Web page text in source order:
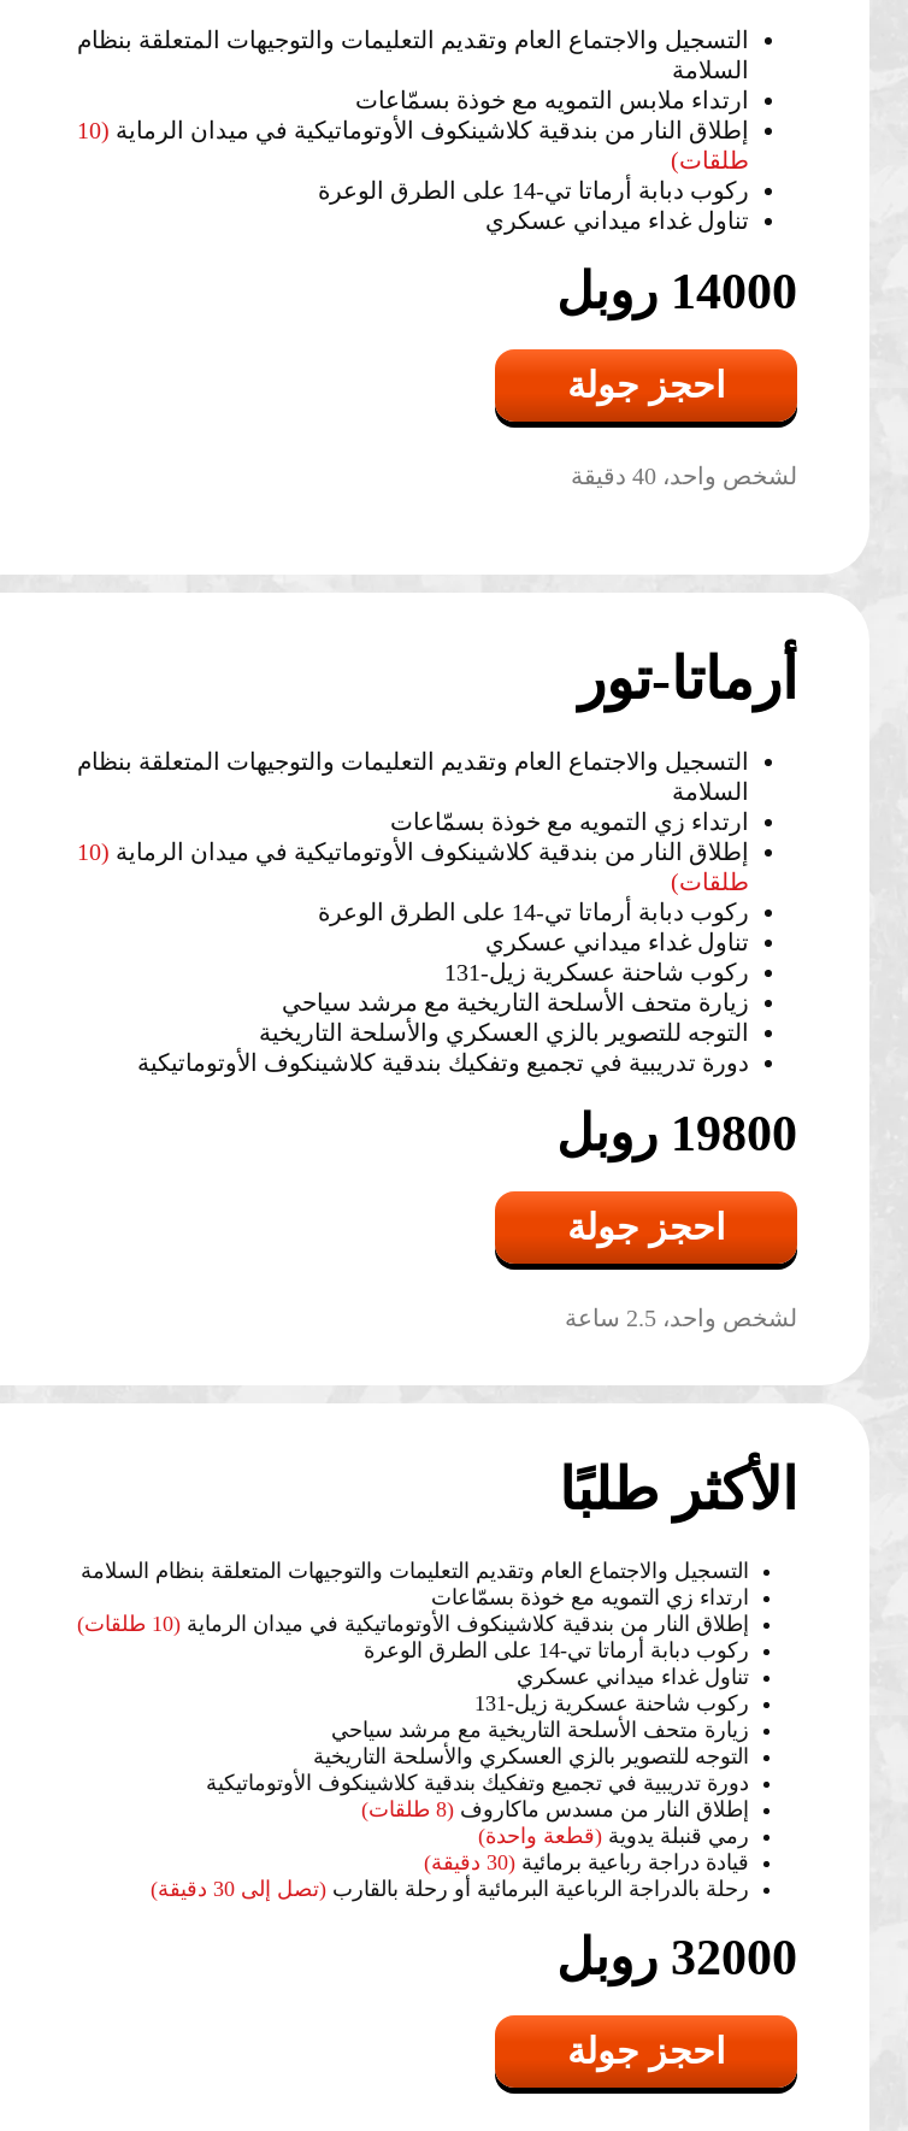
التسجيل والاجتماع العام وتقديم التعليمات والتوجيهات المتعلقة بنظام
السلامة
ارتداء ملابس التمويه مع خوذة بسمّاعات
إطلاق النار من بندقية كلاشينكوف الأوتوماتيكية في ميدان الرماية (10
طلقات)
ركوب دبابة أرماتا تي-14 على الطرق الوعرة
تناول غداء ميداني عسكري
14000 روبل
احجز جولة
لشخص واحد، 40 دقيقة
أرماتا-تور
التسجيل والاجتماع العام وتقديم التعليمات والتوجيهات المتعلقة بنظام
السلامة
ارتداء زي التمويه مع خوذة بسمّاعات
إطلاق النار من بندقية كلاشينكوف الأوتوماتيكية في ميدان الرماية (10
طلقات)
ركوب دبابة أرماتا تي-14 على الطرق الوعرة
تناول غداء ميداني عسكري
ركوب شاحنة عسكرية زيل-131
زيارة متحف الأسلحة التاريخية مع مرشد سياحي
التوجه للتصوير بالزي العسكري والأسلحة التاريخية
دورة تدريبية في تجميع وتفكيك بندقية كلاشينكوف الأوتوماتيكية
19800 روبل
احجز جولة
لشخص واحد، 2.5 ساعة
الأكثر طلبًا
التسجيل والاجتماع العام وتقديم التعليمات والتوجيهات المتعلقة بنظام السلامة
ارتداء زي التمويه مع خوذة بسمّاعات
إطلاق النار من بندقية كلاشينكوف الأوتوماتيكية في ميدان الرماية (10 طلقات)
ركوب دبابة أرماتا تي-14 على الطرق الوعرة
تناول غداء ميداني عسكري
ركوب شاحنة عسكرية زيل-131
زيارة متحف الأسلحة التاريخية مع مرشد سياحي
التوجه للتصوير بالزي العسكري والأسلحة التاريخية
دورة تدريبية في تجميع وتفكيك بندقية كلاشينكوف الأوتوماتيكية
إطلاق النار من مسدس ماكاروف (8 طلقات)
رمي قنبلة يدوية (قطعة واحدة)
قيادة دراجة رباعية برمائية (30 دقيقة)
رحلة بالدراجة الرباعية البرمائية أو رحلة بالقارب (تصل إلى 30 دقيقة)
32000 روبل
احجز جولة